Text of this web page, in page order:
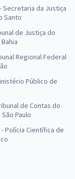
- Secretaria da Justiça
Santo
de Justiça do
Regional Federal
Público de
de Contas do
Paulo
Polícia Científica de